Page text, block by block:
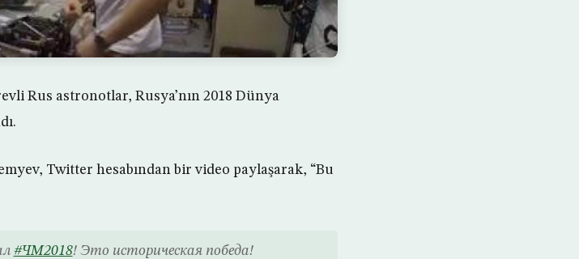
Rus astronotlar, Rusya’nın 2018 Dünya
Twitter hesabından bir video paylaşarak, “Bu
#ЧМ2018! Это историческая победа!